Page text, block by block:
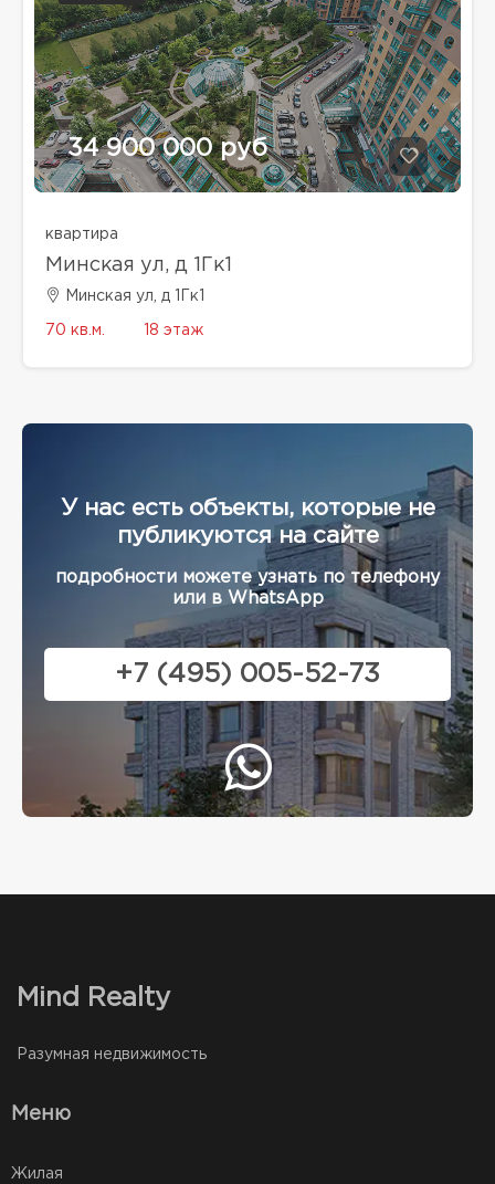
34 900 000 руб
квартира
Минская ул, д 1Гк1
Минская ул, д 1Гк1
70 кв.м. 18 этаж
У нас есть объекты, которые не
публикуются на сайте
подробности можете узнать по телефону
или в WhatsApp
+7 (495) 005-52-73
Mind Realty
Разумная недвижимость
Меню
Жилая